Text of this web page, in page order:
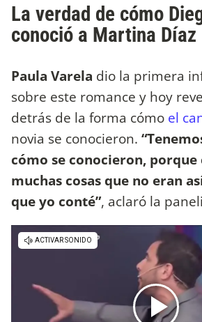
La verdad de cómo
conoció a Martina Díaz
Paula Varela dio la primera
sobre este romance y hoy
detrás de la forma cómo el
novia se conocieron.
cómo se conocieron,
muchas cosas que no eran
que yo conté”, aclaró la